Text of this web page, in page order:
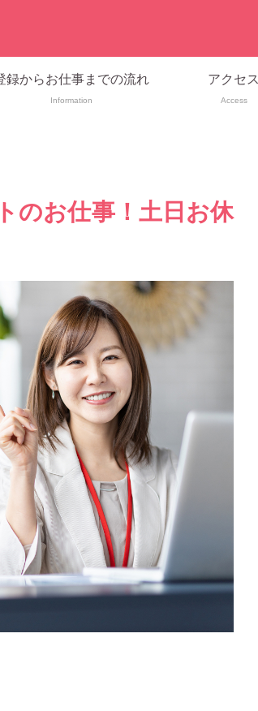
録からお仕事までの流れ
Information
アクセス
Access
のお仕事！土日お休